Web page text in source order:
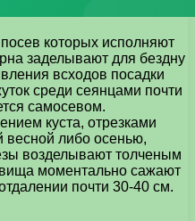
которых исполняют
заделывают для бездну
всходов посадки
среди сеянцами почти
самосевом.
куста, отрезками
либо осенью,
возделывают толченым
моментально сажают
почти 30-40 см.